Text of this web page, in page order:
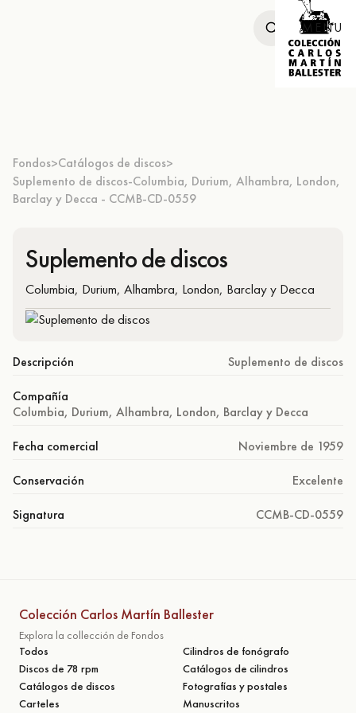
MENU
Fondos>Catálogos de discos>
Suplemento de discos-Columbia, Durium, Alhambra, London,
Barclay y Decca - CCMB-CD-0559
Suplemento de discos
Columbia, Durium, Alhambra, London, Barclay y Decca
Descripción Suplemento de discos
Compañía
Columbia, Durium, Alhambra, London, Barclay y Decca
Fecha comercial Noviembre de 1959
Conservación Excelente
Signatura CCMB-CD-0559
Colección Carlos Martín Ballester
Explora la collección de Fondos
Todos
Cilindros de fonógrafo
Discos de 78 rpm
Catálogos de cilindros
Catálogos de discos
Fotografías y postales
Carteles
Manuscritos